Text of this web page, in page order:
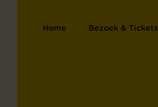
Home Bezoek & Tickets